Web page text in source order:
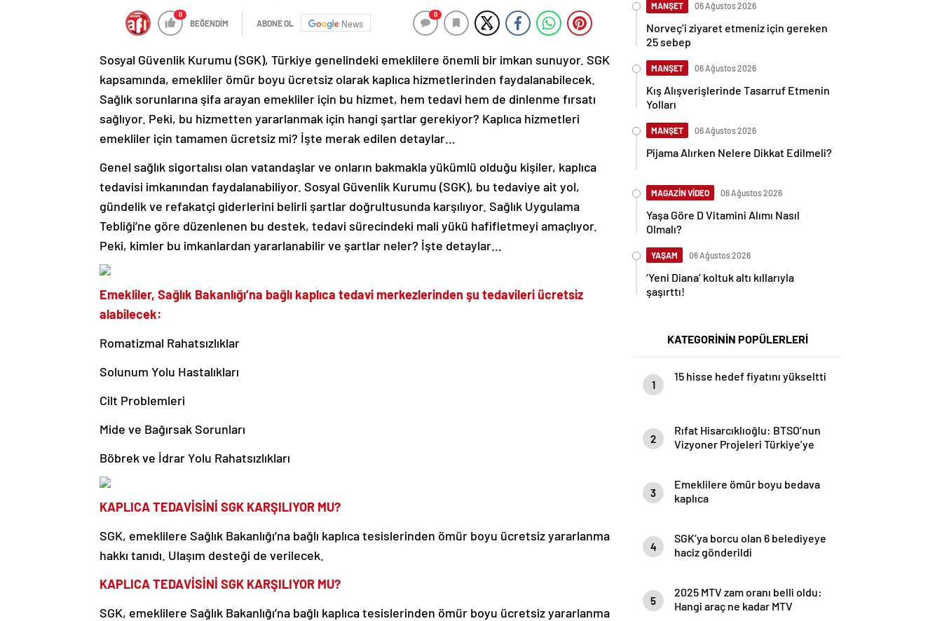
0
BEĞENDİM ABONE OL News
0
Sosyal Güvenlik Kurumu (SGK), Türkiye genelindeki emeklilere önemli bir imkan sunuyor. SGK
kapsamında, emekliler ömür boyu ücretsiz olarak kaplıca hizmetlerinden faydalanabilecek.
Sağlık sorunlarına şifa arayan emekliler için bu hizmet, hem tedavi hem de dinlenme fırsatı
sağlıyor. Peki, bu hizmetten yararlanmak için hangi şartlar gerekiyor? Kaplıca hizmetleri
emekliler için tamamen ücretsiz mi? İşte merak edilen detaylar…
Genel sağlık sigortalısı olan vatandaşlar ve onların bakmakla yükümlü olduğu kişiler, kaplıca
tedavisi imkanından faydalanabiliyor. Sosyal Güvenlik Kurumu (SGK), bu tedaviye ait yol,
gündelik ve refakatçi giderlerini belirli şartlar doğrultusunda karşılıyor. Sağlık Uygulama
Tebliği’ne göre düzenlenen bu destek, tedavi sürecindeki mali yükü hafifletmeyi amaçlıyor.
Peki, kimler bu imkanlardan yararlanabilir ve şartlar neler? İşte detaylar…
Emekliler, Sağlık Bakanlığı’na bağlı kaplıca tedavi merkezlerinden şu tedavileri ücretsiz
alabilecek:
Romatizmal Rahatsızlıklar
Solunum Yolu Hastalıkları
Cilt Problemleri
Mide ve Bağırsak Sorunları
Böbrek ve İdrar Yolu Rahatsızlıkları
KAPLICA TEDAVİSİNİ SGK KARŞILIYOR MU?
SGK, emeklilere Sağlık Bakanlığı’na bağlı kaplıca tesislerinden ömür boyu ücretsiz yararlanma
hakkı tanıdı. Ulaşım desteği de verilecek.
KAPLICA TEDAVİSİNİ SGK KARŞILIYOR MU?
SGK, emeklilere Sağlık Bakanlığı’na bağlı kaplıca tesislerinden ömür boyu ücretsiz yararlanma
MANŞET 06 Ağustos 2026
Norveç’i ziyaret etmeniz için gereken
25 sebep
MANŞET 06 Ağustos 2026
Kış Alışverişlerinde Tasarruf Etmenin
Yolları
MANŞET 06 Ağustos 2026
Pijama Alırken Nelere Dikkat Edilmeli?
MAGAZİN VİDEO 06 Ağustos 2026
Yaşa Göre D Vitamini Alımı Nasıl
Olmalı?
YAŞAM 06 Ağustos 2026
‘Yeni Diana’ koltuk altı kıllarıyla
şaşırttı!
KATEGORİNİN POPÜLERLERİ
1
15 hisse hedef fiyatını yükseltti
2
Rıfat Hisarcıklıoğlu: BTSO’nun
Vizyoner Projeleri Türkiye’ye
3
Emeklilere ömür boyu bedava
kaplıca
4
SGK’ya borcu olan 6 belediyeye
haciz gönderildi
5
2025 MTV zam oranı belli oldu:
Hangi araç ne kadar MTV